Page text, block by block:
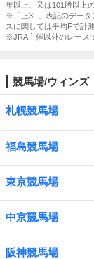
年以上、又は101勝以上
※「上3F」表記のデータ
スに関しては平均Fで計
※JRA主催以外のレース
競馬場/ウィンズ
札幌競馬場
福島競馬場
東京競馬場
中京競馬場
阪神競馬場